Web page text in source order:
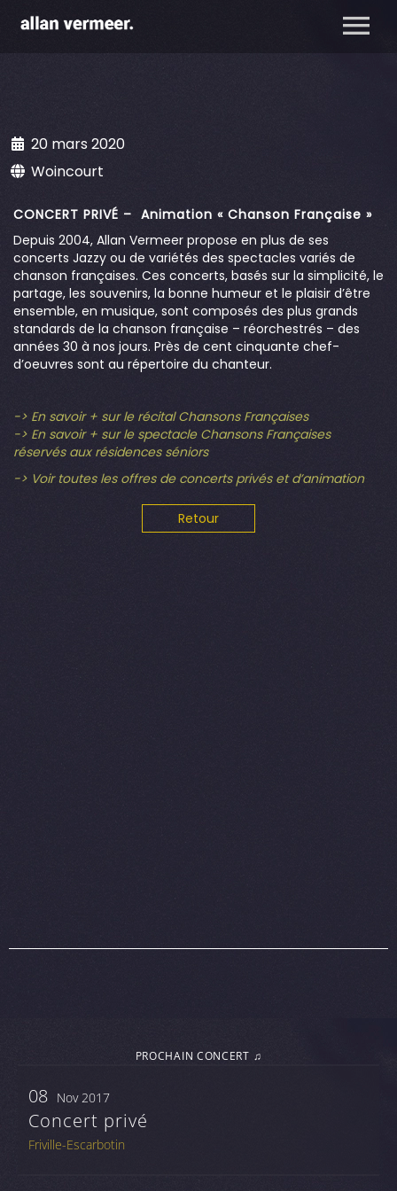
20 mars 2020
Woincourt
CONCERT PRIVÉ – Animation « Chanson Française »
Depuis 2004, Allan Vermeer propose en plus de ses
concerts Jazzy ou de variétés des spectacles variés de
chanson françaises. Ces concerts, basés sur la simplicité, le
partage, les souvenirs, la bonne humeur et le plaisir d’être
ensemble, en musique, sont composés des plus grands
standards de la chanson française – réorchestrés – des
années 30 à nos jours. Près de cent cinquante chef-
d’oeuvres sont au répertoire du chanteur.
-> En savoir + sur le récital Chansons Françaises
-> En savoir + sur le spectacle Chansons Françaises
réservés aux résidences séniors
-> Voir toutes les offres de concerts privés et d’animation
Retour
PROCHAIN CONCERT ♫
08 Nov 2017
Concert privé
Friville-Escarbotin